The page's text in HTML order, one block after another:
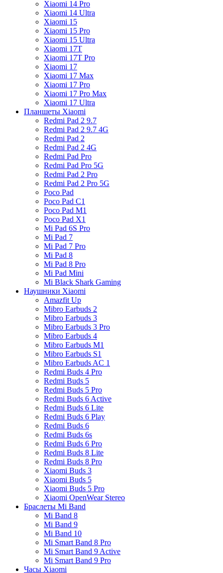
Xiaomi 14 Pro
Xiaomi 14 Ultra
Xiaomi 15
Xiaomi 15 Pro
Xiaomi 15 Ultra
Xiaomi 17T
Xiaomi 17T Pro
Xiaomi 17
Xiaomi 17 Max
Xiaomi 17 Pro
Xiaomi 17 Pro Max
Xiaomi 17 Ultra
Планшеты Xiaomi
Redmi Pad 2 9.7
Redmi Pad 2 9.7 4G
Redmi Pad 2
Redmi Pad 2 4G
Redmi Pad Pro
Redmi Pad Pro 5G
Redmi Pad 2 Pro
Redmi Pad 2 Pro 5G
Poco Pad
Poco Pad C1
Poco Pad M1
Poco Pad X1
Mi Pad 6S Pro
Mi Pad 7
Mi Pad 7 Pro
Mi Pad 8
Mi Pad 8 Pro
Mi Pad Mini
Mi Black Shark Gaming
Наушники Xiaomi
Amazfit Up
Mibro Earbuds 2
Mibro Earbuds 3
Mibro Earbuds 3 Pro
Mibro Earbuds 4
Mibro Earbuds M1
Mibro Earbuds S1
Mibro Earbuds AC 1
Redmi Buds 4 Pro
Redmi Buds 5
Redmi Buds 5 Pro
Redmi Buds 6 Active
Redmi Buds 6 Lite
Redmi Buds 6 Play
Redmi Buds 6
Redmi Buds 6s
Redmi Buds 6 Pro
Redmi Buds 8 Lite
Redmi Buds 8 Pro
Xiaomi Buds 3
Xiaomi Buds 5
Xiaomi Buds 5 Pro
Xiaomi OpenWear Stereo
Браслеты Mi Band
Mi Band 8
Mi Band 9
Mi Band 10
Mi Smart Band 8 Pro
Mi Smart Band 9 Active
Mi Smart Band 9 Pro
Часы Xiaomi